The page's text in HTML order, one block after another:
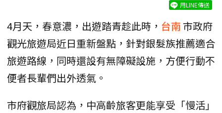
用LINE傳送
4月天，春意濃，出遊踏青趁此時， 台南市政府
觀光旅遊局近日重新盤點，針對銀髮族推薦適合
旅遊路線，同時還設有無障礙設施，方便行動不
便者長輩們出外透氣。
市府觀旅局認為，中高齡旅客更能享受「慢活」